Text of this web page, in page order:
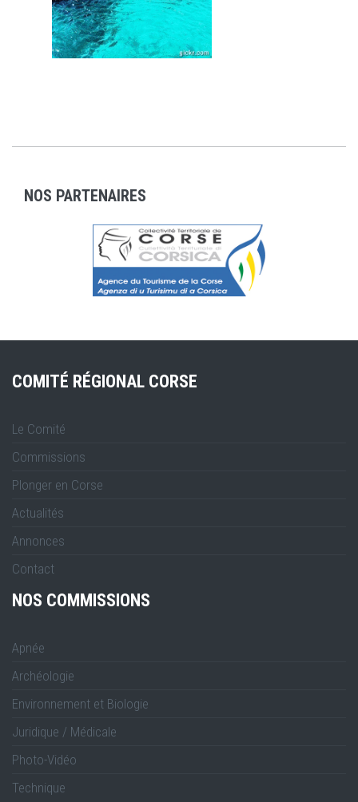
NOS PARTENAIRES
COMITÉ RÉGIONAL CORSE
Le Comité
Commissions
Plonger en Corse
Actualités
Annonces
Contact
NOS COMMISSIONS
Apnée
Archéologie
Environnement et Biologie
Juridique / Médicale
Photo-Vidéo
Technique